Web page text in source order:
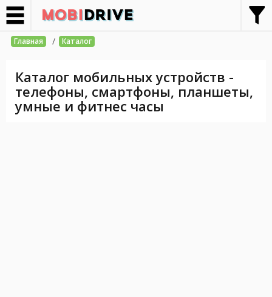
Главная / Каталог
Каталог мобильных устройств -
телефоны, смартфоны, планшеты,
умные и фитнес часы